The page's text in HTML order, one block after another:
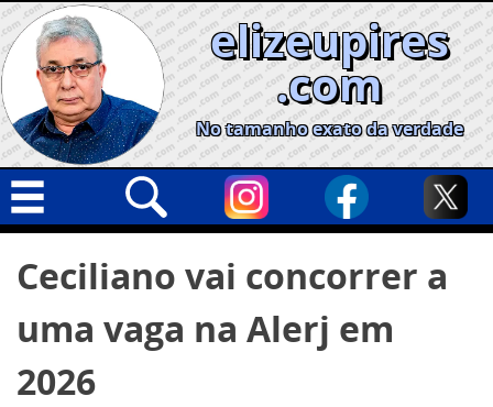
Skip
to
content
elizeupires
.com
No tamanho exato da verdade
Geral
Cidades
Política
por:
Ceciliano vai concorrer a
uma vaga na Alerj em
2026